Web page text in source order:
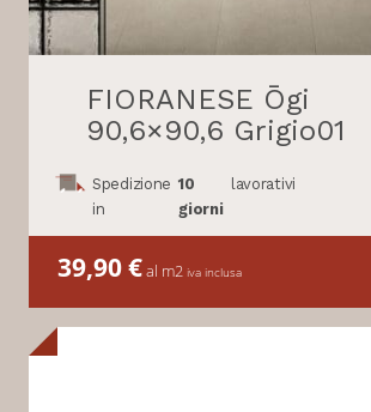
FIORANESE Ōgi
90,6×90,6 Grigio01
Spedizione
in
10
giorni
lavorativi
39,90€al m2 iva inclusa